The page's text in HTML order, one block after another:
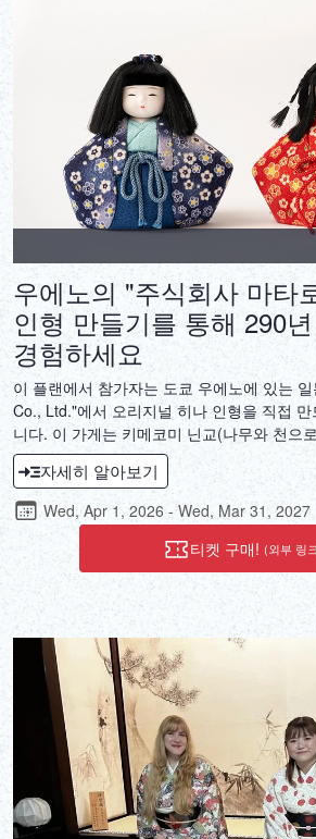
DEUTSCH
ITALIANO
ESPAÑOL
FRANÇAIS
우에노의 "주식회사 마타
인형 만들기를 통해 290
경험하세요
이 플랜에서 참가자는 도쿄 우에노에 있는
Co., Ltd."에서 오리지널 히나 인형을 직접
니다. 이 가게는 키메코미 닌교(나무와 천으
하며, 1919년 개장한 이래로 그 역사가 이어
분 시대로 거슬러 올라가는 약 290년의 전통
인형 만들기를 경험해 보세요. 키메코미 닌교
서의 가치가 있을 뿐만 아니라 건강과 안전을
다. 인생에서 중요한 사람들을 위한 소원과
활동을 경험해 보세요.
자세히 알아보기
Wed, Apr 1, 2026 - Wed, Mar 31, 2027
티켓 구매! (외부 링